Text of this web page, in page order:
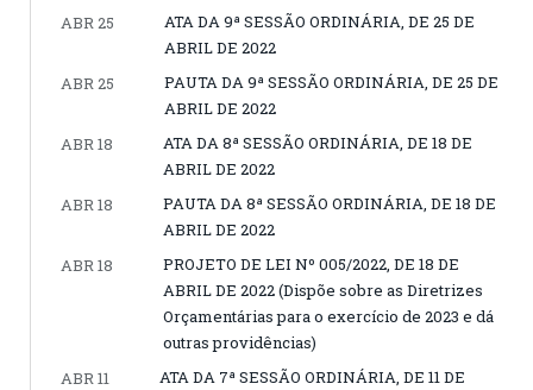
ABR 25
ATA DA 9ª SESSÃO ORDINÁRIA, DE 25 DE
ABRIL DE 2022
ABR 25
PAUTA DA 9ª SESSÃO ORDINÁRIA, DE 25 DE
ABRIL DE 2022
ABR 18
ATA DA 8ª SESSÃO ORDINÁRIA, DE 18 DE
ABRIL DE 2022
ABR 18
PAUTA DA 8ª SESSÃO ORDINÁRIA, DE 18 DE
ABRIL DE 2022
ABR 18
PROJETO DE LEI Nº 005/2022, DE 18 DE
ABRIL DE 2022 (Dispõe sobre as Diretrizes
Orçamentárias para o exercício de 2023 e dá
outras providências)
ABR 11
ATA DA 7ª SESSÃO ORDINÁRIA, DE 11 DE